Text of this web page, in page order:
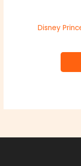
Disney